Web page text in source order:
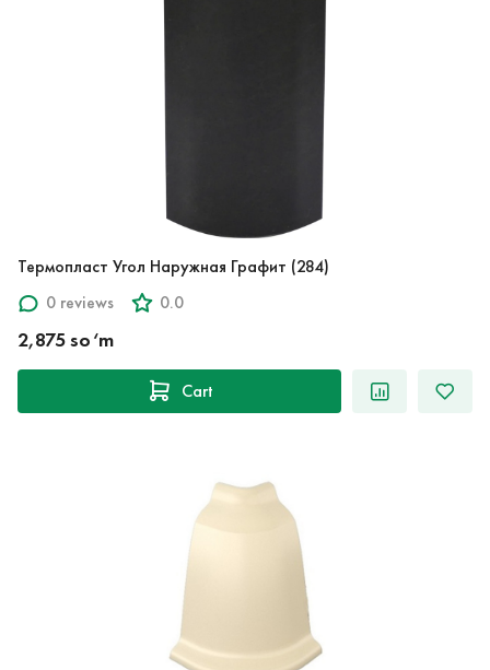
Термопласт Угол Наружная Графит (284)
0 reviews
0.0
2,875 so‘m
Cart